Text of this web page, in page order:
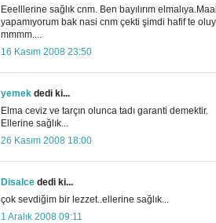
Eeelllerine sağlık cnm. Ben bayılırım
yapamıyorum bak nasi cnm çekti şimdi hafif te
mmmm....
16 Kasım 2008 23:50
yemek dedi ki...
Elma ceviz ve tarçın olunca tadı garanti demektir.
Ellerine sağlık...
26 Kasım 2008 18:00
Disalce dedi ki...
çok sevdiğim bir lezzet..ellerine sağlık...
1 Aralık 2008 09:11